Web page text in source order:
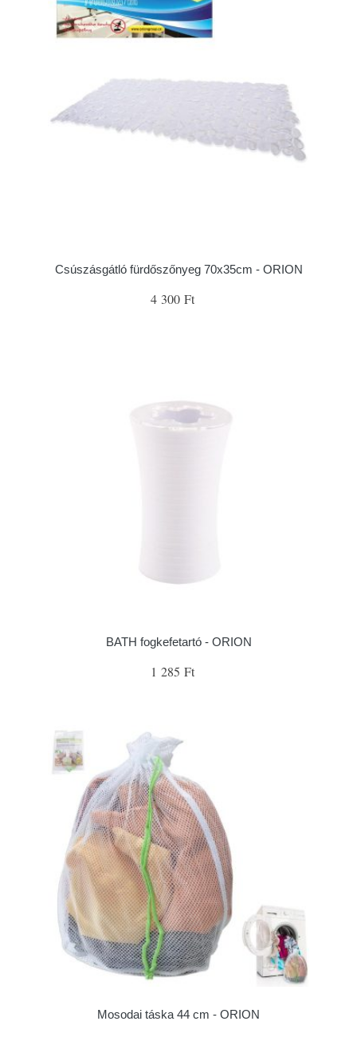
Csúszásgátló fürdőszőnyeg 70x35cm - ORION
4 300 Ft
BATH fogkefetartó - ORION
1 285 Ft
Mosodai táska 44 cm - ORION